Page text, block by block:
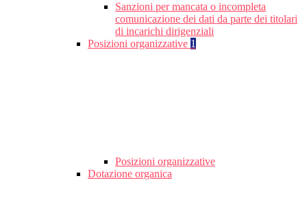
Sanzioni per mancata o incompleta
comunicazione dei dati da parte dei titolari
di incarichi dirigenziali
Posizioni organizzative 1
Posizioni organizzative
Dotazione organica